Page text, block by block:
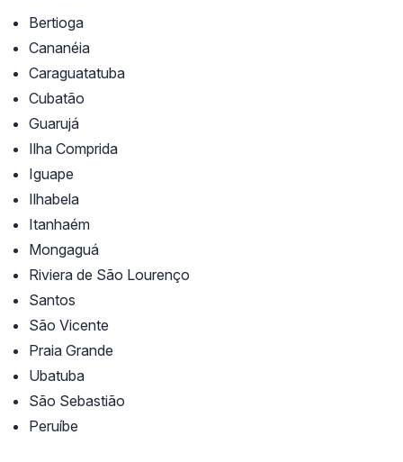
Bertioga
Cananéia
Caraguatatuba
Cubatão
Guarujá
Ilha Comprida
Iguape
Ilhabela
Itanhaém
Mongaguá
Riviera de São Lourenço
Santos
São Vicente
Praia Grande
Ubatuba
São Sebastião
Peruíbe